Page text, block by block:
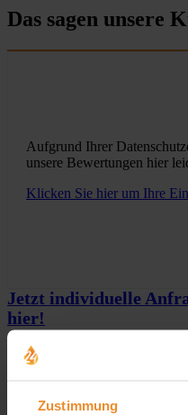
Zustimmung
Das sagen unsere
Aufgrund Ihrer
unsere Bewertungen hier
Klicken Sie hier um Ihre
Jetzt individuelle
hier!
Wir freuen uns auf